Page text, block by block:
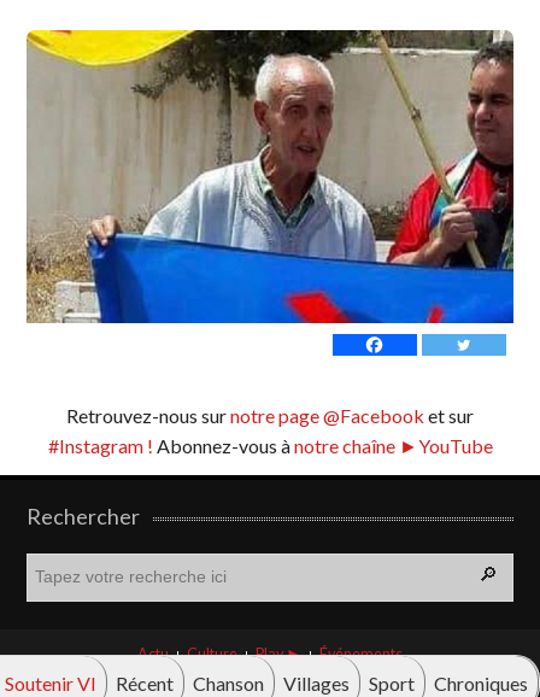
Retrouvez-nous surnotre page @Facebook et sur
#Instagram ! Abonnez-vous ànotre chaîne ►YouTube
Soutenir VI Récent Chanson Villages Sport Chroniques
Rechercher
e
r
Actu Culture Play ► Événements
© Vava innova 2026. Tous droits réservés.